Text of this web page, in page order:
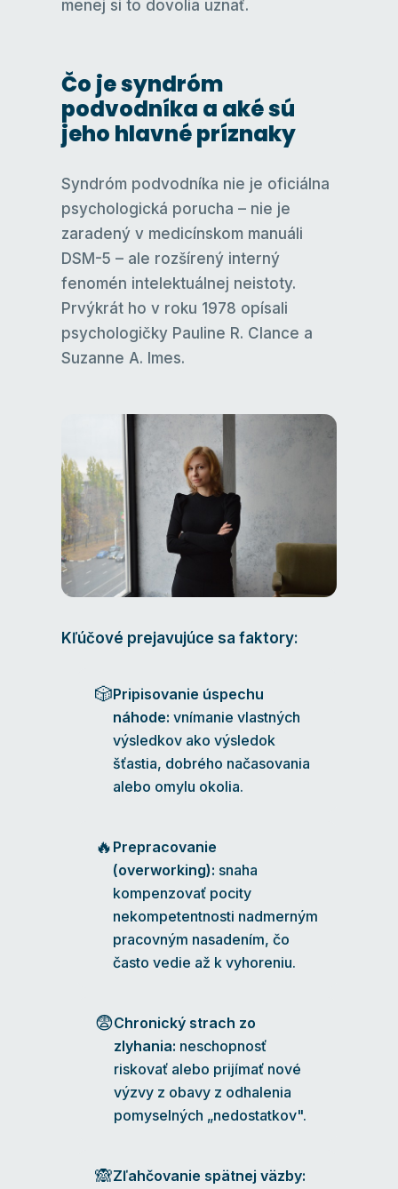
menej si to dovolia uznať.
Čo je syndróm
podvodníka a aké sú
jeho hlavné príznaky
Syndróm podvodníka nie je oficiálna
psychologická porucha – nie je
zaradený v medicínskom manuáli
DSM-5 – ale rozšírený interný
fenomén intelektuálnej neistoty.
Prvýkrát ho v roku 1978 opísali
psychologičky Pauline R. Clance a
Suzanne A. Imes.
Kľúčové prejavujúce sa faktory:
🎲Pripisovanie úspechu
náhode: vnímanie vlastných
výsledkov ako výsledok
šťastia, dobrého načasovania
alebo omylu okolia.
🔥 Prepracovanie
(overworking): snaha
kompenzovať pocity
nekompetentnosti nadmerným
pracovným nasadením, čo
často vedie až k vyhoreniu.
😨Chronický strach zo
zlyhania: neschopnosť
riskovať alebo prijímať nové
výzvy z obavy z odhalenia
pomyselných „nedostatkov".
🙈Zľahčovanie spätnej väzby: